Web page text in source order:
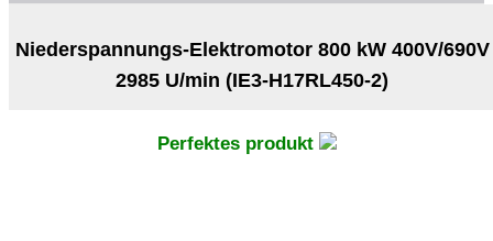
Niederspannungs-Elektromotor 800 kW 400V/690V
2985 U/min (IE3-H17RL450-2)
Perfektes produkt